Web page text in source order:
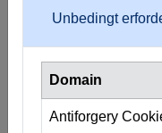
gibt, ist die
Diversifikation ein
ermöglicht es
Bereich Crowdlending
Unbedingt
Domain
Antiforgery